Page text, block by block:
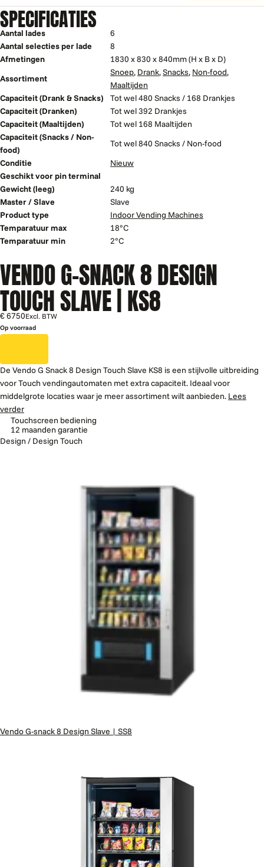
SPECIFICATIES
Aantal lades
6
Aantal selecties per lade
8
Afmetingen
1830 x 830 x 840mm (H x B x D)
Assortiment
Snoep, Drank,Snacks, Non-food,
Maaltijden
Capaciteit (Drank & Snacks)
Tot wel 480 Snacks / 168 Drankjes
Capaciteit (Dranken)
Tot wel 392 Drankjes
Capaciteit (Maaltijden)
Tot wel 168 Maaltijden
Capaciteit (Snacks / Non-
food)
Tot wel 840 Snacks / Non-food
Conditie
Nieuw
Geschikt voor pin terminal
Gewicht (leeg)
240 kg
Master / Slave
Slave
Product type
Indoor Vending Machines
Temparatuur max
18°C
Temparatuur min
2°C
VENDO G-SNACK 8 DESIGN
TOUCH SLAVE | KS8
€ 6750Excl. BTW
Op voorraad
De Vendo G Snack 8 Design Touch Slave KS8 is een stijlvolle uitbreiding
voor Touch vendingautomaten met extra capaciteit. Ideaal voor
middelgrote locaties waar je meer assortiment wilt aanbieden. Lees
verder
Touchscreen bediening
12 maanden garantie
Design / Design Touch
Vendo G-snack 8 Design Slave | SS8